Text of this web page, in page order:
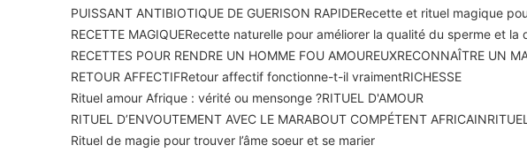
PUISSANT ANTIBIOTIQUE DE GUERISON RAPIDERecette et rituel magique
RECETTE MAGIQUERecette naturelle pour améliorer la qualité du sperme et
RECETTES POUR RENDRE UN HOMME FOU AMOUREUXRECONNAÎTRE UN
RETOUR AFFECTIFRetour affectif fonctionne-t-il vraimentRICHESSE
Rituel amour Afrique : vérité ou mensonge ?RITUEL D'AMOUR
RITUEL D’ENVOUTEMENT AVEC LE MARABOUT COMPÉTENT AFRICAIN
Rituel de magie pour trouver l’âme soeur et se marier